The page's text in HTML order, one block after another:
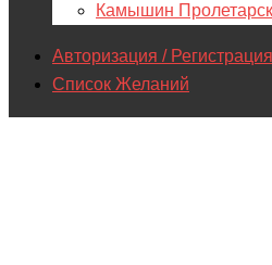
Камышин
Авторизация / Регистрация
Список Желаний